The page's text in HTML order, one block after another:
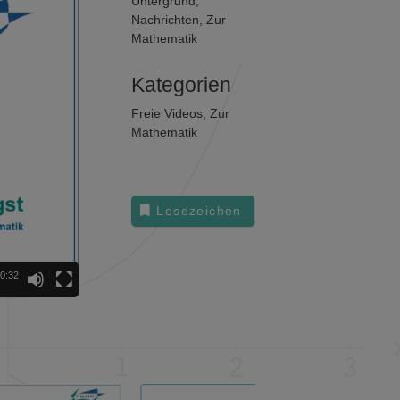
Nachrichten,Zur
Mathematik
Kategorien
Freie Videos,Zur
Mathematik
Lesezeichen